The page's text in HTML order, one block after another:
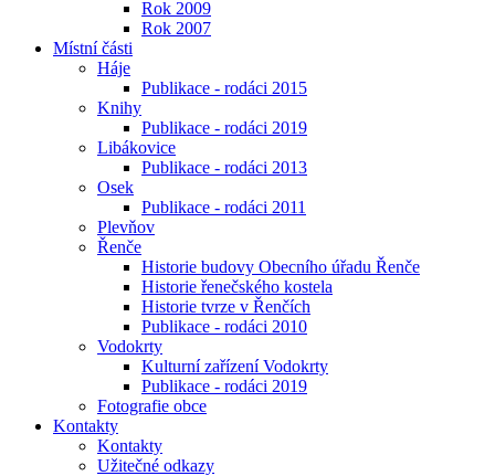
Rok 2009
Rok 2007
Místní části
Háje
Publikace - rodáci 2015
Knihy
Publikace - rodáci 2019
Libákovice
Publikace - rodáci 2013
Osek
Publikace - rodáci 2011
Plevňov
Řenče
Historie budovy Obecního úřadu Řenče
Historie řenečského kostela
Historie tvrze v Řenčích
Publikace - rodáci 2010
Vodokrty
Kulturní zařízení Vodokrty
Publikace - rodáci 2019
Fotografie obce
Kontakty
Kontakty
Užitečné odkazy